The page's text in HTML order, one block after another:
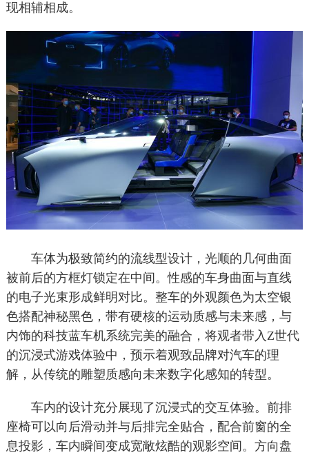
现相辅相成。
车体为极致简约的流线型设计，光顺的几何曲面
被前后的方框灯锁定在中间。性感的车身曲面与直线
的电子光束形成鲜明对比。整车的外观颜色为太空银
色搭配神秘黑色，带有硬核的运动质感与未来感，与
内饰的科技蓝车机系统完美的融合，将观者带入Z世代
的沉浸式游戏体验中，预示着观致品牌对汽车的理
解，从传统的雕塑质感向未来数字化感知的转型。
车内的设计充分展现了沉浸式的交互体验。前排
座椅可以向后滑动并与后排完全贴合，配合前窗的全
息投影，车内瞬间变成宽敞炫酷的观影空间。方向盘